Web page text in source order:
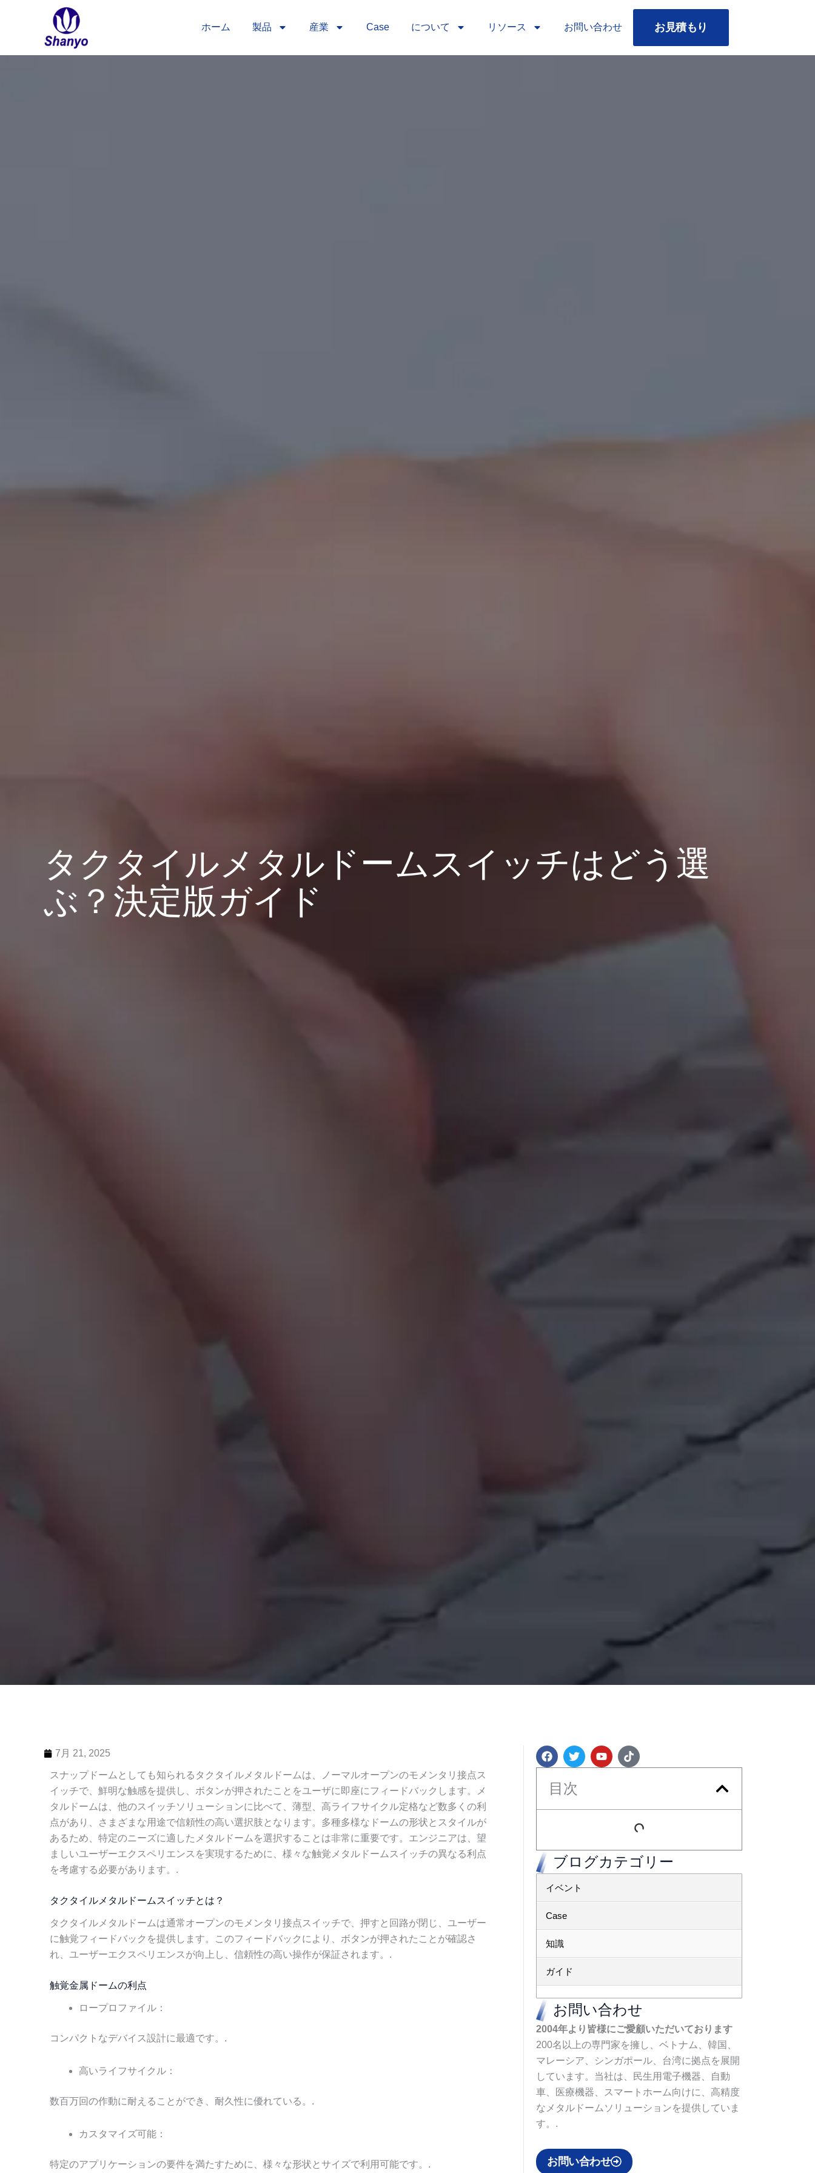
ン
ホーム 製品 産業 Case について リソース お問い合わせ お見積もり
タクタイルメタルドームスイッチはどう選
ぶ？決定版ガイド
7月 21, 2025
スナップドームとしても知られるタクタイルメタルドームは、ノーマルオープンのモメンタリ接点ス
イッチで、鮮明な触感を提供し、ボタンが押されたことをユーザに即座にフィードバックします。メ
タルドームは、他のスイッチソリューションに比べて、薄型、高ライフサイクル定格など数多くの利
点があり、さまざまな用途で信頼性の高い選択肢となります。多種多様なドームの形状とスタイルが
あるため、特定のニーズに適したメタルドームを選択することは非常に重要です。エンジニアは、望
ましいユーザーエクスペリエンスを実現するために、様々な触覚メタルドームスイッチの異なる利点
を考慮する必要があります。.
タクタイルメタルドームスイッチとは？
タクタイルメタルドームは通常オープンのモメンタリ接点スイッチで、押すと回路が閉じ、ユーザー
に触覚フィードバックを提供します。このフィードバックにより、ボタンが押されたことが確認さ
れ、ユーザーエクスペリエンスが向上し、信頼性の高い操作が保証されます。.
触覚金属ドームの利点
ロープロファイル：
コンパクトなデバイス設計に最適です。.
高いライフサイクル：
数百万回の作動に耐えることができ、耐久性に優れている。.
カスタマイズ可能：
特定のアプリケーションの要件を満たすために、様々な形状とサイズで利用可能です。.
フ
ェ
イ
ス
ブ
ツ
イ
ッ
タ
ー
Y
o
u
テ
ィ
ク
目次
ブログカテゴリー
イベント
Case
知識
ガイド
お問い合わせ
2004年より皆様にご愛顧いただいております
200名以上の専門家を擁し、ベトナム、韓国、
マレーシア、シンガポール、台湾に拠点を展開
しています。当社は、民生用電子機器、自動
車、医療機器、スマートホーム向けに、高精度
なメタルドームソリューションを提供していま
す。.
お問い合わせ